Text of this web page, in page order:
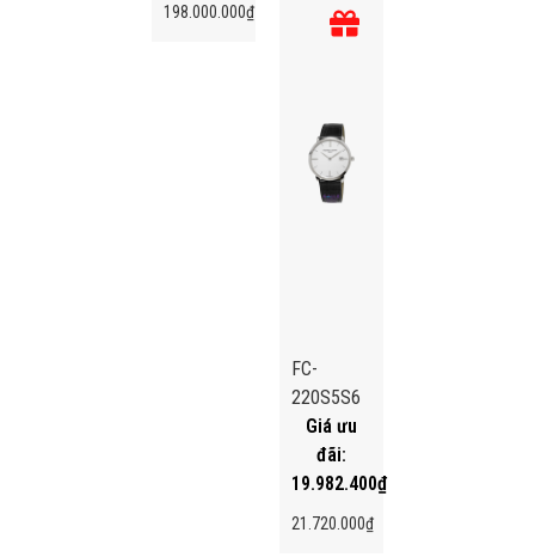
198.000.000₫
FC-
220S5S6
21.720.000₫
19.982.400₫